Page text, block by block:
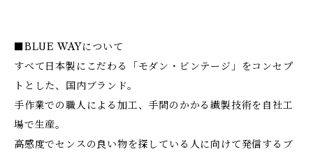
■BLUE WAYについて
すべて日本製にこだわる「モダン・ビンテージ」をコンセプ
トとした、国内ブランド。
手作業での職人による加工、手間のかかる繊製技術を自社工
場で生産。
高感度でセンスの良い物を探している人に向けて発信するブ